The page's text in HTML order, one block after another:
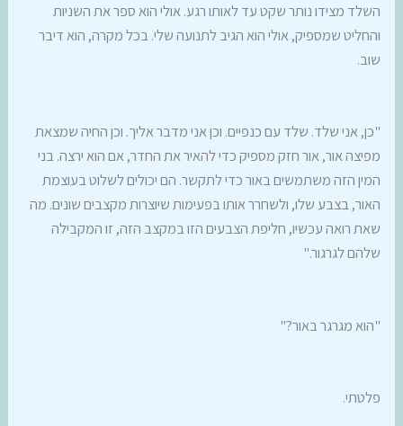
השלד מצידו נותר שקט עד לאותו רגע. אולי הוא ספר את השניות
והחליט שמספיק, אולי הוא הגיב לתנועה שלי. בכל מקרה, הוא דיבר
שוב.
"כן, אני שלד. שלד עם כנפיים. וכן אני מדבר אליך. וכן החיה שמצאת
מפיצה אור, אור חזק מספיק כדי להאיר את החדר, אם הוא ירצה. בני
המין הזה משתמשים באור כדי לתקשר. הם יכולים לשלוט בעוצמת
האור, בצבע שלו, ולשחרר אותו בפעימות שיוצרות מקצבים שונים. מה
שאת רואה עכשיו, חליפת הצבעים הזו במקצב הזה, זו המקבילה
שלהם לגרגור."
"הוא מגרגר באור?"
פלטתי.